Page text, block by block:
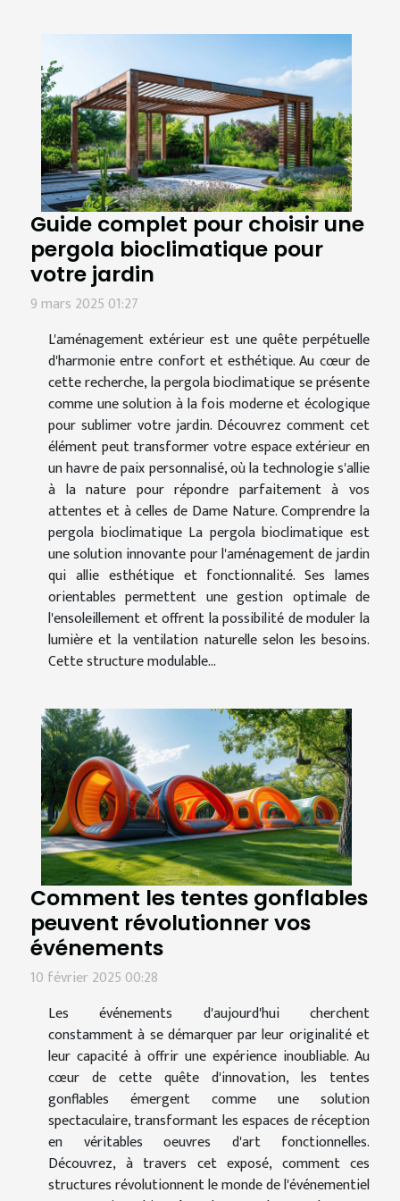
Guide complet pour choisir une
pergola bioclimatique pour
votre jardin
9 mars 2025 01:27
L'aménagement extérieur est une quête perpétuelle
d'harmonie entre confort et esthétique. Au cœur de
cette recherche, la pergola bioclimatique se présente
comme une solution à la fois moderne et écologique
pour sublimer votre jardin. Découvrez comment cet
élément peut transformer votre espace extérieur en
un havre de paix personnalisé, où la technologie s'allie
à la nature pour répondre parfaitement à vos
attentes et à celles de Dame Nature. Comprendre la
pergola bioclimatique La pergola bioclimatique est
une solution innovante pour l'aménagement de jardin
qui allie esthétique et fonctionnalité. Ses lames
orientables permettent une gestion optimale de
l'ensoleillement et offrent la possibilité de moduler la
lumière et la ventilation naturelle selon les besoins.
Cette structure modulable...
Comment les tentes gonflables
peuvent révolutionner vos
événements
10 février 2025 00:28
Les événements d'aujourd'hui cherchent
constamment à se démarquer par leur originalité et
leur capacité à offrir une expérience inoubliable. Au
cœur de cette quête d'innovation, les tentes
gonflables émergent comme une solution
spectaculaire, transformant les espaces de réception
en véritables oeuvres d'art fonctionnelles.
Découvrez, à travers cet exposé, comment ces
structures révolutionnent le monde de l'événementiel